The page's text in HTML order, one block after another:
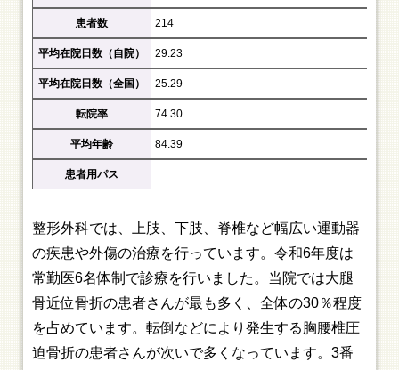
患者数
平均在院日数（自院）
平均在院日数（全国）
転院率
平均年齢
患者用パス
214
29.23
25.29
74.30
84.39
整形外科では、上肢、下肢、脊椎など幅広い運動器
の疾患や外傷の治療を行っています。令和6年度は
常勤医6名体制で診療を行いました。当院では大腿
骨近位骨折の患者さんが最も多く、全体の30％程度
を占めています。転倒などにより発生する胸腰椎圧
迫骨折の患者さんが次いで多くなっています。3番